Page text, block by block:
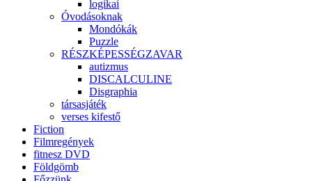
logikai
Óvodásoknak
Mondókák
Puzzle
RÉSZKÉPESSÉGZAVAR
autizmus
DISCALCULINE
Disgraphia
társasjáték
verses kifestő
Fiction
Filmregények
fitnesz DVD
Földgömb